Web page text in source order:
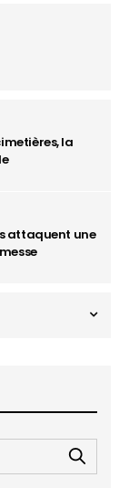
la
attaquent une